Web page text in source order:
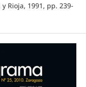
Rioja, 1991, pp. 239-